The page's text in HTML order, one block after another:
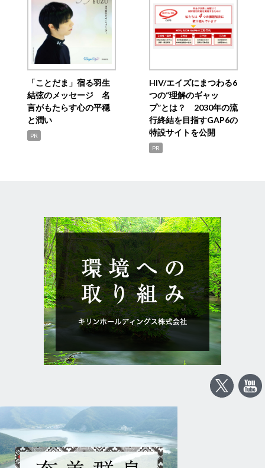
「ことだま」宿る羽生
結弦のメッセージ 名
言がもたらす心の平穏
と潤い
PR
HIV/エイズにまつわる6
つの“理解のギャッ
プ”とは？ 2030年の流
行終結を目指すGAP6の
特設サイトを公開
PR